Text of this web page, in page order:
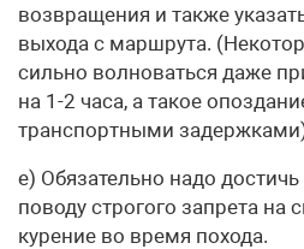
возвращения и также
выхода с маршрута.
сильно волноваться даже
на 1-2 часа, а такое
транспортными
е) Обязательно надо
поводу строгого запрета на
курение во время похода.